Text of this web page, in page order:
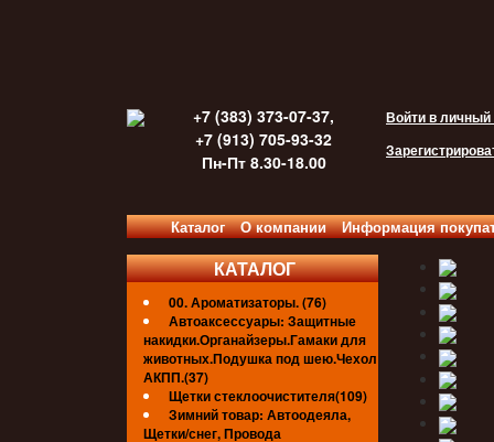
+7 (383) 373-07-37,
+7 (913) 705-93-32
Пн-Пт 8.30-18.00
Войти в личный
Каталог О компании Информация
КАТАЛОГ
00. Ароматизаторы. (76)
Автоаксессуары: Защитные
накидки.Органайзеры.Гамаки для
животных.Подушка под шею.Чехол
АКПП.(37)
Щетки стеклоочистителя(109)
Зимний товар: Автоодеяла,
Щетки/снег, Провода